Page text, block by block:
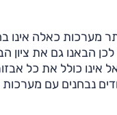
מערכות כאלה
אינו כולל את כל